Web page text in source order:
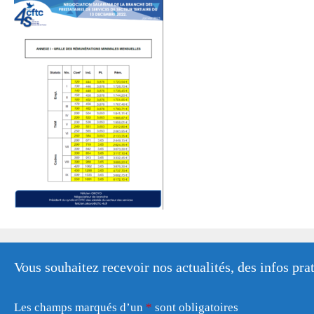
Vous souhaitez recevoir nos actualités, des infos
Les champs marqués d’un * sont obligatoires